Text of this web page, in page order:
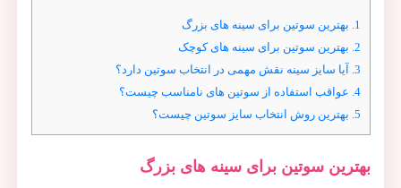
1. بهترین سوتین برای سینه های بزرگ
2. بهترین سوتین برای سینه های کوچک
3. آیا سایز سینه نقش مهمی در انتخاب سوتین دارد؟
4. عواقب استفاده از سوتین های نامناسب چیست؟
5. بهترین روش انتخاب سایز سوتین چیست؟
بهترین سوتین برای سینه های بزرگ